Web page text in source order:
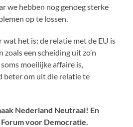
we hebben nog genoeg sterke
op te lossen.
wat het is: de relatie met de EU is
zoals een scheiding uit zo’n
moeilijke affaire is,
beter om uit die relatie te
Nederland Neutraal! En
voor Democratie.